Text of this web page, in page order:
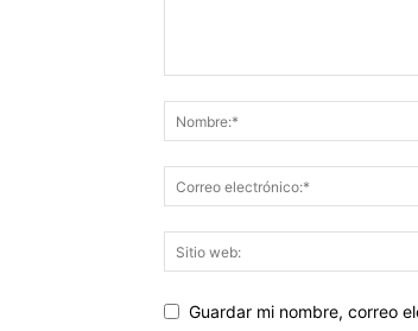
Guardar mi nombre, correo